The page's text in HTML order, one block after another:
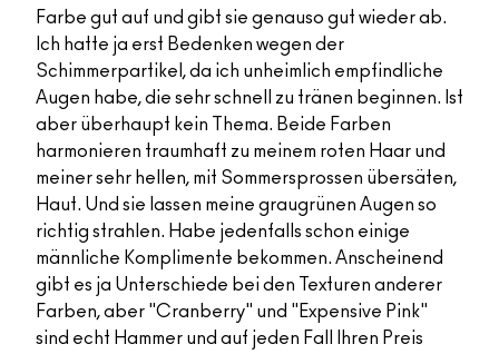
Farbe gut auf und gibt sie genauso gut wieder ab.
Ich hatte ja erst Bedenken wegen der
Schimmerpartikel, da ich unheimlich empfindliche
Augen habe, die sehr schnell zu tränen beginnen. Ist
aber überhaupt kein Thema. Beide Farben
harmonieren traumhaft zu meinem roten Haar und
meiner sehr hellen, mit Sommersprossen übersäten,
Haut. Und sie lassen meine graugrünen Augen so
richtig strahlen. Habe jedenfalls schon einige
männliche Komplimente bekommen. Anscheinend
gibt es ja Unterschiede bei den Texturen anderer
Farben, aber "Cranberry" und "Expensive Pink"
sind echt Hammer und auf jeden Fall Ihren Preis